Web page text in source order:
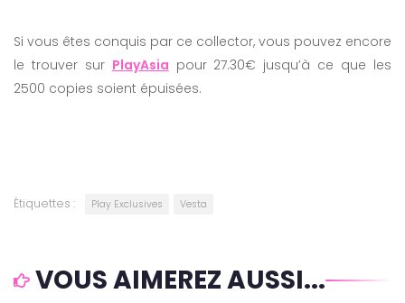
Si vous êtes conquis par ce collector, vous pouvez encore
le trouver sur PlayAsia pour 27.30€ jusqu’à ce que les
2500 copies soient épuisées.
Étiquettes : Play Exclusives Vesta
VOUS AIMEREZ AUSSI...